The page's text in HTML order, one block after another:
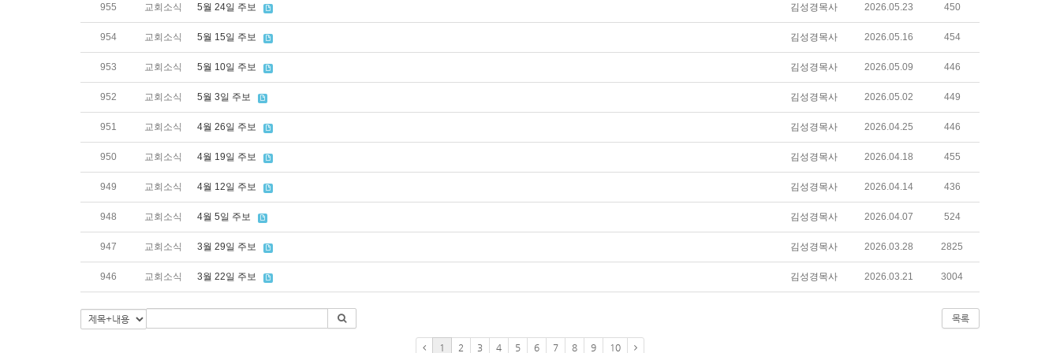
955 교회소식 5월 24일 주보 김성경목사 2026.05.23 450
954 교회소식 5월 15일 주보 김성경목사 2026.05.16 454
953 교회소식 5월 10일 주보 김성경목사 2026.05.09 446
952 교회소식 5월 3일 주보 김성경목사 2026.05.02 449
951 교회소식 4월 26일 주보 김성경목사 2026.04.25 446
950 교회소식 4월 19일 주보 김성경목사 2026.04.18 455
949 교회소식 4월 12일 주보 김성경목사 2026.04.14 436
948 교회소식 4월 5일 주보 김성경목사 2026.04.07 524
947 교회소식 3월 29일 주보 김성경목사 2026.03.28 2825
946 교회소식 3월 22일 주보 김성경목사 2026.03.21 3004
목록
1 2 3 4 5 6 7 8 9 10